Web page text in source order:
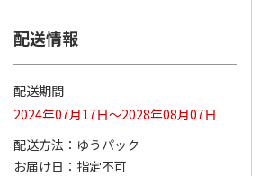
配送情報
配送期間
2024年07月17日～2028年08月07日
配送方法
ゆうパック
お届け日
指定不可